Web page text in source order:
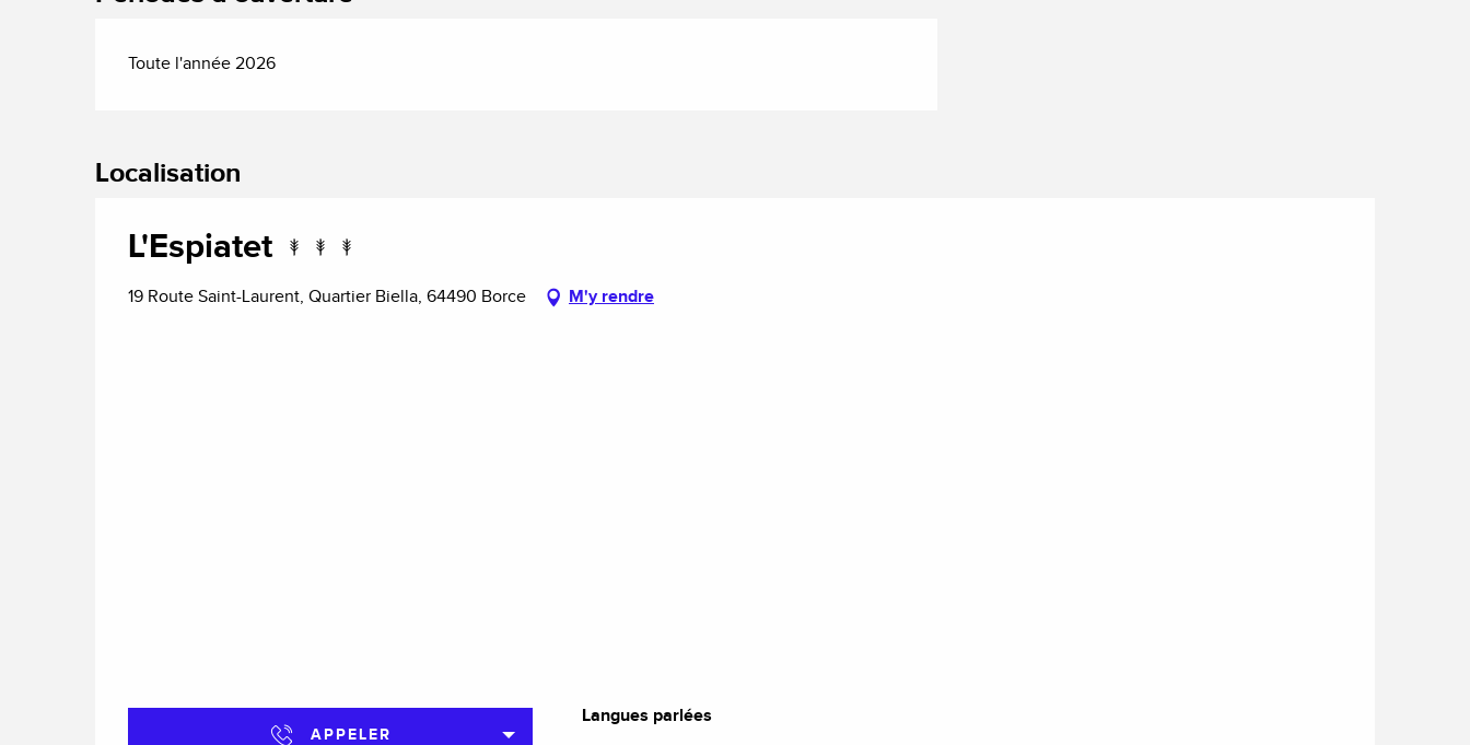
Toute l'année 2026
Localisation
L'Espiatet
19 Route Saint-Laurent, Quartier Biella, 64490 Borce M'y rendre
APPELER
Langues parlées
Langues parlées